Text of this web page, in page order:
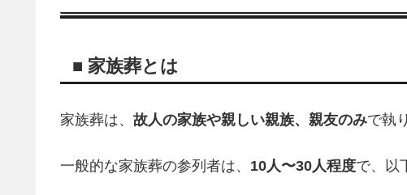
■ 家族葬とは
家族葬は、 故人の家族や親しい親族、親友のみで執
一般的な家族葬の参列者は、 10人〜30人程度で、以